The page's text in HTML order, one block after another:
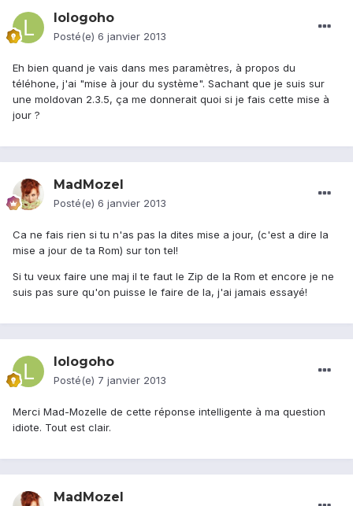
lologoho
Posté(e) 6 janvier 2013
Eh bien quand je vais dans mes paramètres, à propos du
téléhone, j'ai "mise à jour du système". Sachant que je suis sur
une moldovan 2.3.5, ça me donnerait quoi si je fais cette mise à
jour ?
MadMozel
Posté(e) 6 janvier 2013
Ca ne fais rien si tu n'as pas la dites mise a jour, (c'est a dire la
mise a jour de ta Rom) sur ton tel!
Si tu veux faire une maj il te faut le Zip de la Rom et encore je ne
suis pas sure qu'on puisse le faire de la, j'ai jamais essayé!
lologoho
Posté(e) 7 janvier 2013
Merci Mad-Mozelle de cette réponse intelligente à ma question
idiote. Tout est clair.
MadMozel